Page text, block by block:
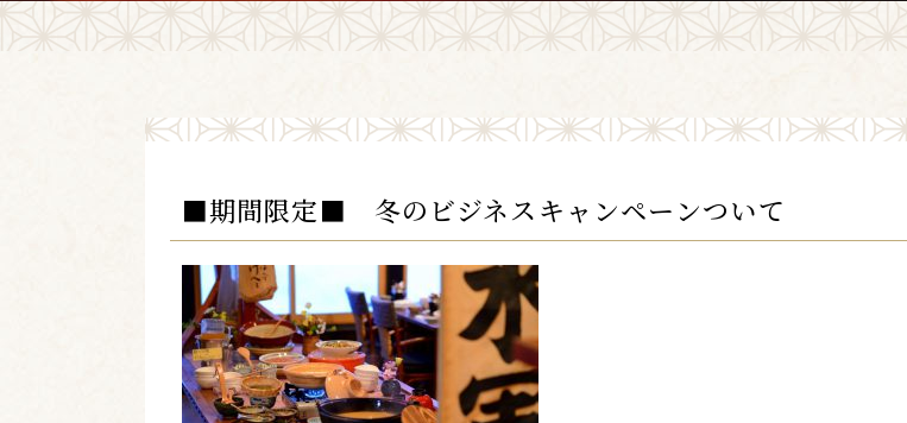
■期間限定■ 冬のビジネスキャンペーンついて